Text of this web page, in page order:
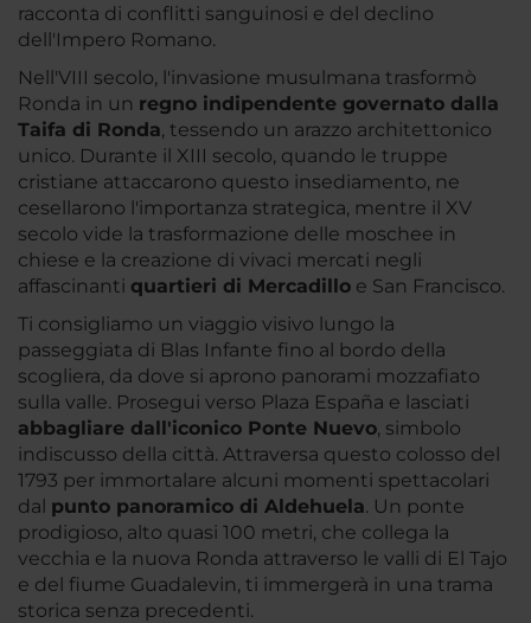
racconta di conflitti sanguinosi e del declino
dell'Impero Romano.
Nell'VIII secolo, l'invasione musulmana trasformò
Ronda in un regno indipendente governato dalla
Taifa di Ronda, tessendo un arazzo architettonico
unico. Durante il XIII secolo, quando le truppe
cristiane attaccarono questo insediamento, ne
cesellarono l'importanza strategica, mentre il XV
secolo vide la trasformazione delle moschee in
chiese e la creazione di vivaci mercati negli
affascinanti quartieri di Mercadillo e San Francisco.
Ti consigliamo un viaggio visivo lungo la
passeggiata di Blas Infante fino al bordo della
scogliera, da dove si aprono panorami mozzafiato
sulla valle. Prosegui verso Plaza España e lasciati
abbagliare dall'iconico Ponte Nuevo, simbolo
indiscusso della città. Attraversa questo colosso del
1793 per immortalare alcuni momenti spettacolari
dal punto panoramico di Aldehuela. Un ponte
prodigioso, alto quasi 100 metri, che collega la
vecchia e la nuova Ronda attraverso le valli di El Tajo
e del fiume Guadalevin, ti immergerà in una trama
storica senza precedenti.